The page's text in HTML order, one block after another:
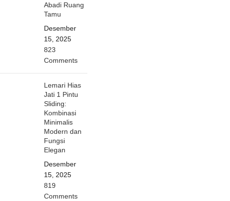
Abadi Ruang
Tamu
Desember
15, 2025
823
Comments
Lemari Hias
Jati 1 Pintu
Sliding:
Kombinasi
Minimalis
Modern dan
Fungsi
Elegan
Desember
15, 2025
819
Comments